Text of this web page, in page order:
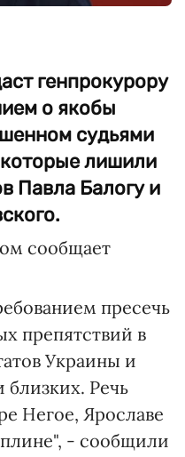
генпрокурору
о якобы
судьями
лишили
Павла Балогу и
сообщает
пресечь
препятствий в
Украины и
близких. Речь
Негое, Ярославе
- сообщили